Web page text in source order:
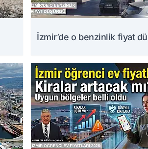
İzmir’de o benzinlik fiyat